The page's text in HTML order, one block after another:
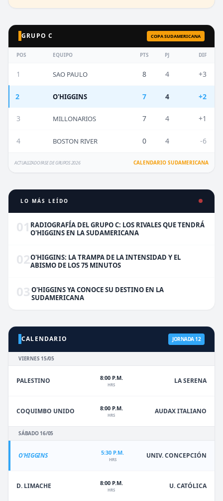
GRUPO C COPA SUDAMERICANA
POS EQUIPO PTS PJ DIF
1 SAO PAULO 8 4 +3
2 O'HIGGINS 7 4 +2
3 MILLONARIOS 7 4 +1
4 BOSTON RIVER 0 4 -6
ACTUALIZADO FASE DE GRUPOS 2026 CALENDARIO SUDAMERICANA
LO MÁS LEÍDO
01 RADIOGRAFÍA DEL GRUPO C: LOS RIVALES QUE TENDRÁ
O'HIGGINS EN LA SUDAMERICANA
02O'HIGGINS: LA TRAMPA DE LA INTENSIDAD Y EL
ABISMO DE LOS 75 MINUTOS
03 O'HIGGINS YA CONOCE SU DESTINO EN LA
SUDAMERICANA
CALENDARIO JORNADA 12
VIERNES 15/05
PALESTINO 8:00 P.M.
HRS LA SERENA
COQUIMBO UNIDO 8:00 P.M.
HRS AUDAX ITALIANO
SÁBADO 16/05
O'HIGGINS 5:30 P.M.
HRS UNIV. CONCEPCIÓN
D. LIMACHE 8:00 P.M.
HRS U. CATÓLICA